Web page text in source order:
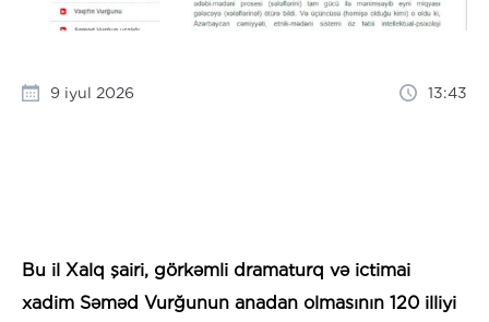
9 iyul 2026 13:43
Bu il Xalq şairi, görkəmli dramaturq və ictimai
xadim Səməd Vurğunun anadan olmasının 120 illiyi